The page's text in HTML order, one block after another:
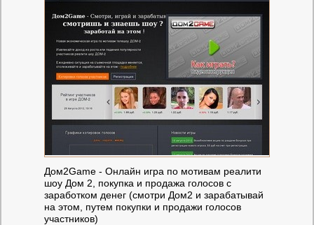
Дом2Game - Онлайн игра по мотивам реалити
шоу Дом 2, покупка и продажа голосов с
заработком денег (cмотри Дом2 и зарабатывай
на этом, путем покупки и продажи голосов
участников)